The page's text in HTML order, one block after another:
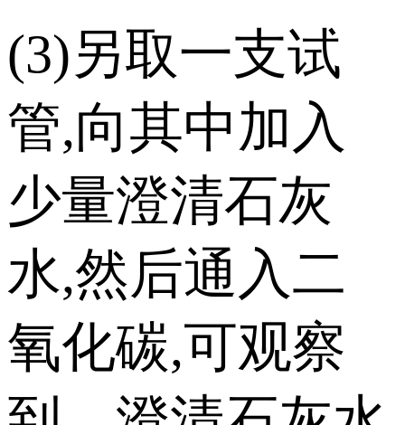
(3)另取一支试
管,向其中加入
少量澄清石灰
水,然后通入二
氧化碳,可观察